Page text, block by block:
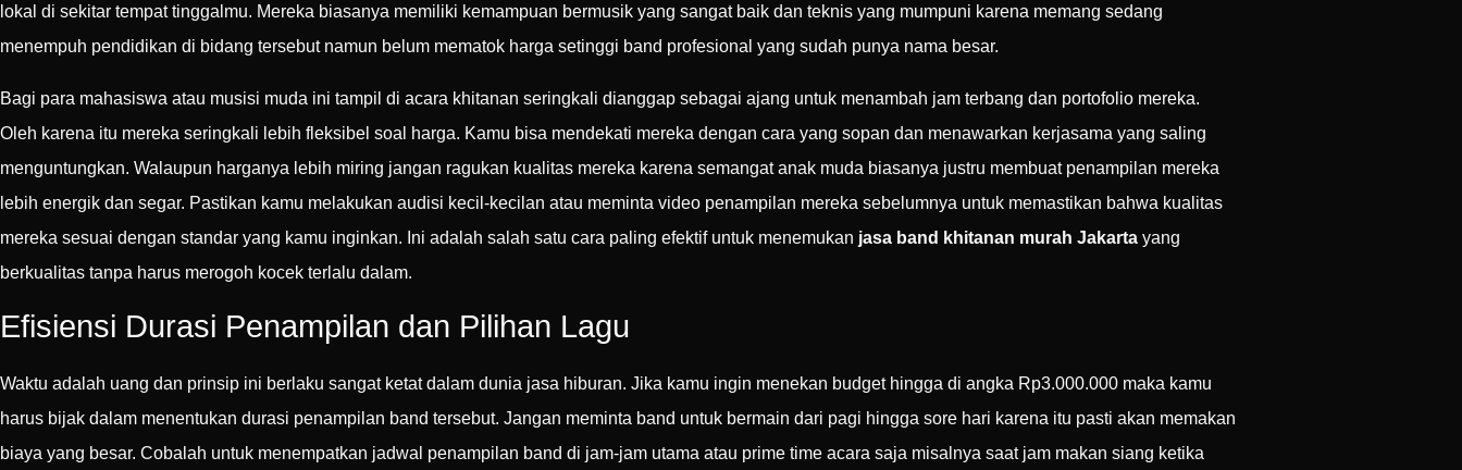
lokal di sekitar tempat tinggalmu. Mereka biasanya memiliki kemampuan bermusik yang sangat baik dan teknis yang mumpuni karena memang sedang
menempuh pendidikan di bidang tersebut namun belum mematok harga setinggi band profesional yang sudah punya nama besar.
Bagi para mahasiswa atau musisi muda ini tampil di acara khitanan seringkali dianggap sebagai ajang untuk menambah jam terbang dan portofolio mereka.
Oleh karena itu mereka seringkali lebih fleksibel soal harga. Kamu bisa mendekati mereka dengan cara yang sopan dan menawarkan kerjasama yang saling
menguntungkan. Walaupun harganya lebih miring jangan ragukan kualitas mereka karena semangat anak muda biasanya justru membuat penampilan mereka
lebih energik dan segar. Pastikan kamu melakukan audisi kecil-kecilan atau meminta video penampilan mereka sebelumnya untuk memastikan bahwa kualitas
mereka sesuai dengan standar yang kamu inginkan. Ini adalah salah satu cara paling efektif untuk menemukan jasa band khitanan murah Jakarta yang
berkualitas tanpa harus merogoh kocek terlalu dalam.
Efisiensi Durasi Penampilan dan Pilihan Lagu
Waktu adalah uang dan prinsip ini berlaku sangat ketat dalam dunia jasa hiburan. Jika kamu ingin menekan budget hingga di angka Rp3.000.000 maka kamu
harus bijak dalam menentukan durasi penampilan band tersebut. Jangan meminta band untuk bermain dari pagi hingga sore hari karena itu pasti akan memakan
biaya yang besar. Cobalah untuk menempatkan jadwal penampilan band di jam-jam utama atau prime time acara saja misalnya saat jam makan siang ketika